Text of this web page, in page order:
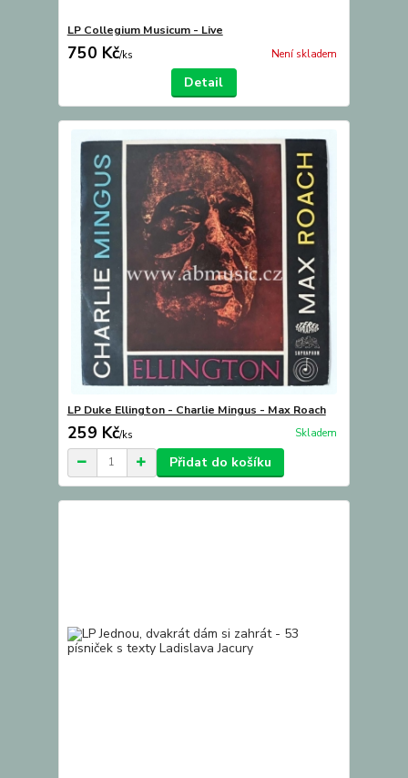
LP Collegium Musicum - Live
750 Kč/ks Není skladem
Detail
LP Duke Ellington - Charlie Mingus - Max Roach
259 Kč/ks Skladem
Přidat do košíku